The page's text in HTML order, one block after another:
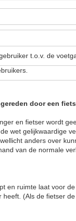
t.o.v. de
door een
en fietser wordt
wet gelijkwaardige
anders over
van de normale
en ruimte laat voor
(Als de fietser